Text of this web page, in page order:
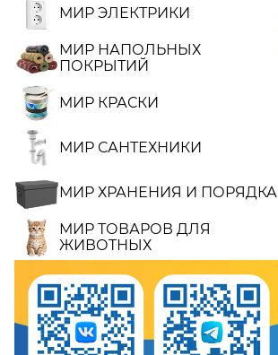
МИР ЭЛЕКТРИКИ
МИР НАПОЛЬНЫХ
ПОКРЫТИЙ
МИР КРАСКИ
МИР САНТЕХНИКИ
МИР ХРАНЕНИЯ И ПОРЯДКА
МИР ТОВАРОВ ДЛЯ
ЖИВОТНЫХ